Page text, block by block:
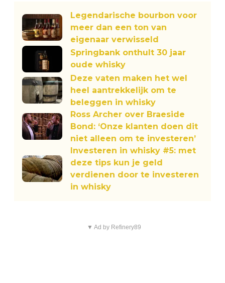
Legendarische bourbon voor
meer dan een ton van
eigenaar verwisseld
Springbank onthult 30 jaar
oude whisky
Deze vaten maken het wel
heel aantrekkelijk om te
beleggen in whisky
Ross Archer over Braeside
Bond: ‘Onze klanten doen dit
niet alleen om te investeren’
Investeren in whisky #5: met
deze tips kun je geld
verdienen door te investeren
in whisky
▼ Ad by Refinery89